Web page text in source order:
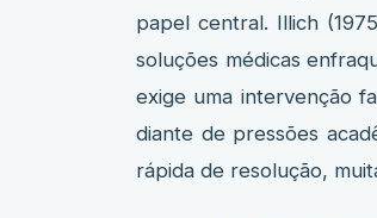
papel central. Illich
soluções médicas
exige uma intervenção
diante de pressões
rápida de resolução,